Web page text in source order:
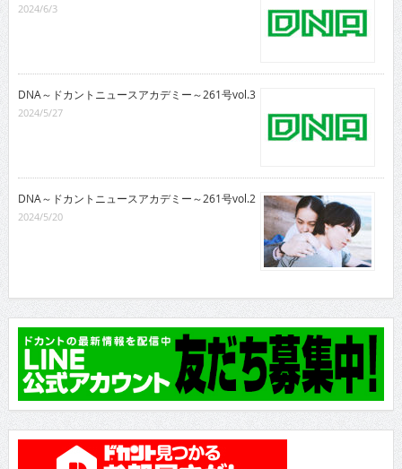
2024/6/3
DNA～ドカントニュースアカデミー～261号vol.3
2024/5/27
DNA～ドカントニュースアカデミー～261号vol.2
2024/5/20